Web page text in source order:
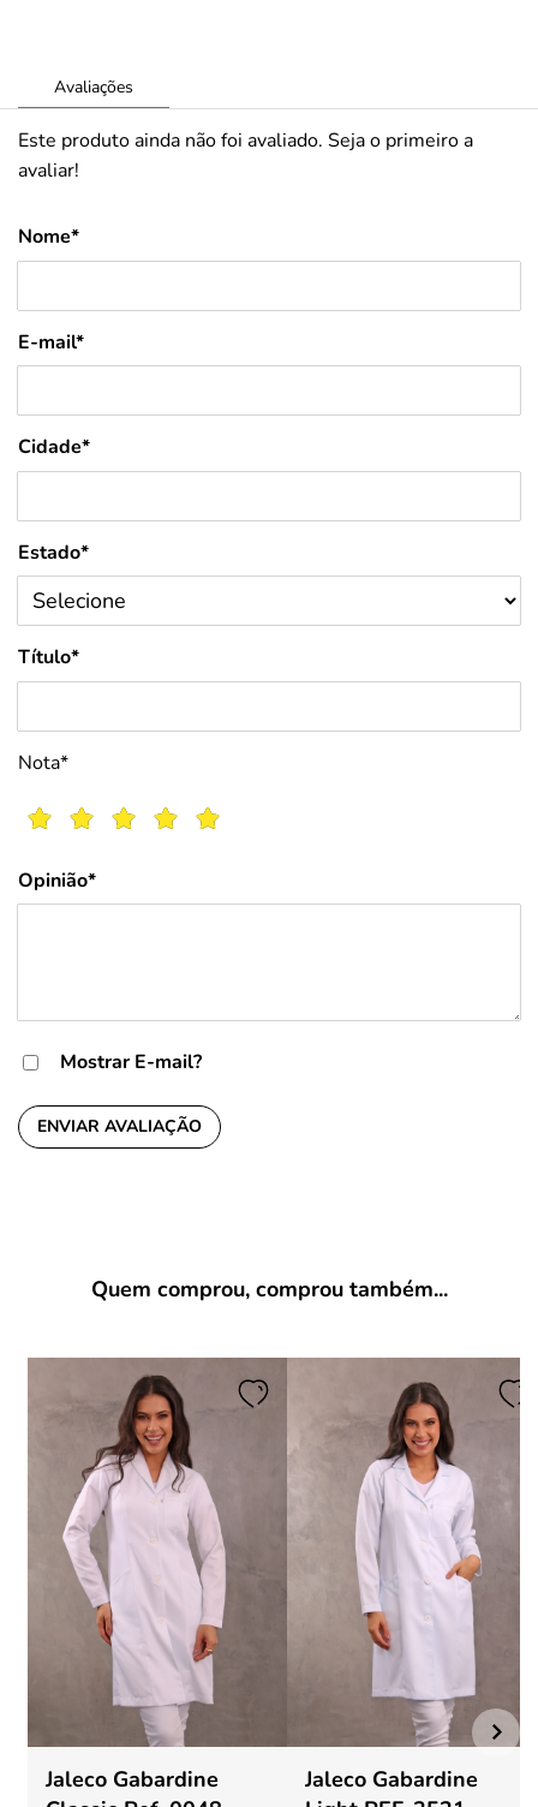
Avaliações
Este produto ainda não foi avaliado. Seja o primeiro a
avaliar!
Nome*
E-mail*
Cidade*
Estado*
Título*
Nota*
Opinião*
Mostrar E-mail?
ENVIAR AVALIAÇÃO
Quem comprou, comprou também...
Jaleco Gabardine
Jaleco Gabardine